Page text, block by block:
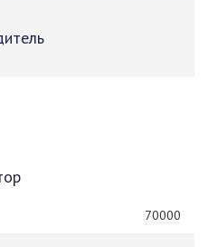
70000